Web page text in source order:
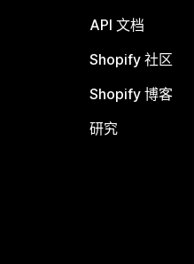
API 文档
Shopify 社区
Shopify 博客
研究